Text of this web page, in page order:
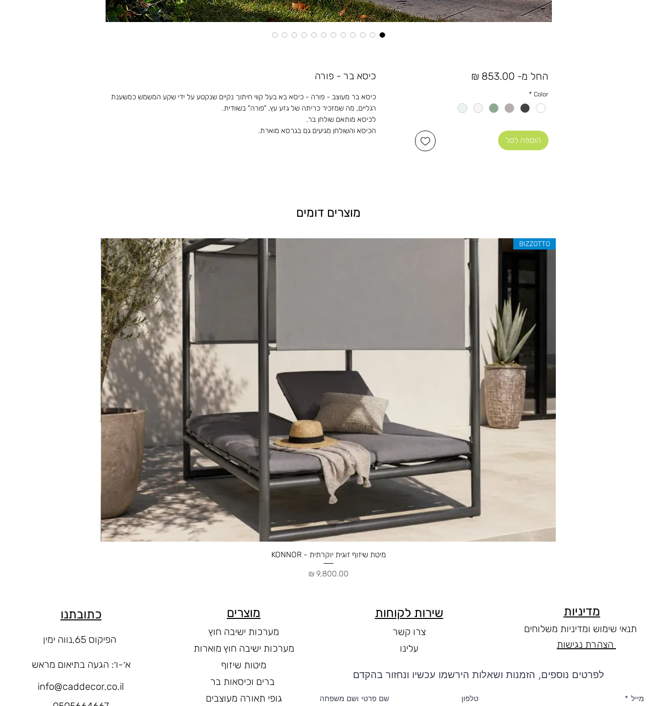
כיסא בר - פורה
כיסא בר מעוצב - פורה - כיסא בא בעל קווי חיתוך נקיים שנקטע על ידי שקע המשמש כמשענת
רגליים, מה שמזכיר כריתה של גזע עץ, "פורה" בשוודית.
לכיסא מותאם שולחן בר.
הכיסא והשולחן מגיעים גם בגרסא מוארת.
החל מ- 853.00 ₪
Color
*
הוספה לסל
מוצרים דומים
תצוגה מהירה
BIZZOTTO
מיטת שיזוף זוגית יוקרתית - KONNOR
מחיר
כתובתנו
א׳-ו׳: הגעה בתיאום מראש
info@caddecor.co.il
מוצרים
מערכות ישיבה חוץ
מערכות ישיבה חוץ מוארות
מיטות שיזוף
ברים וכיסאות בר
גופי תאורה מעוצבים
שירות לקוחות
צרו קשר
עלינו
לפרטים נוספים, הזמנות ושאלות הירשמו עכשיו ונחזור בהקדם
שם פרטי ושם משפחה טלפון מייל
מדיניות
תנאי שימוש ומדיניות משלוחים